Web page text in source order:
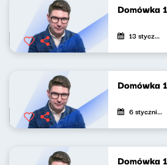
Domówka
13 stycznia 2024
Domówka
6 stycznia 2024
Domówka